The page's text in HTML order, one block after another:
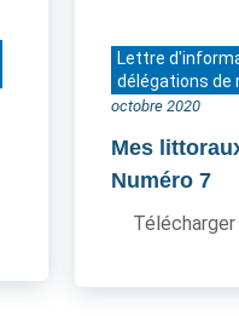
Lettre
délégations de
octobre 2020
Mes
Numéro 7